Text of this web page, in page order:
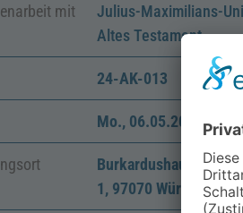
mit
Julius-Maximilians-
Altes Testament
24-AK-013
Mo., 06.05.2024,
Burkardushaus -
1, 97070 Würzburg